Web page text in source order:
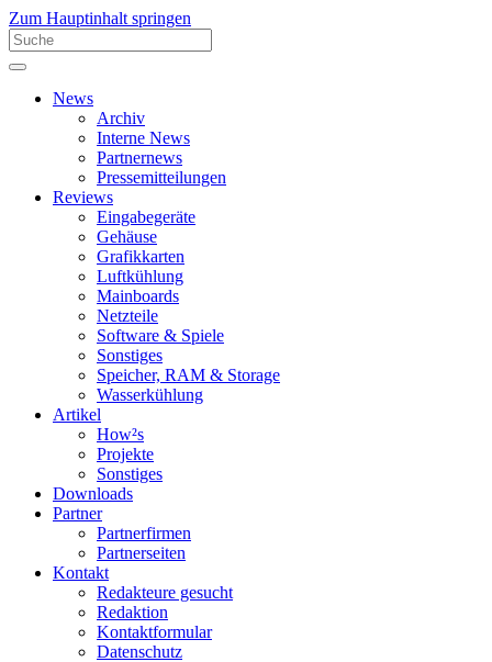
Zum Hauptinhalt springen
News
Archiv
Interne News
Partnernews
Pressemitteilungen
Reviews
Eingabegeräte
Gehäuse
Grafikkarten
Luftkühlung
Mainboards
Netzteile
Software & Spiele
Sonstiges
Speicher, RAM & Storage
Wasserkühlung
Artikel
How²s
Projekte
Sonstiges
Downloads
Partner
Partnerfirmen
Partnerseiten
Kontakt
Redakteure gesucht
Redaktion
Kontaktformular
Datenschutz